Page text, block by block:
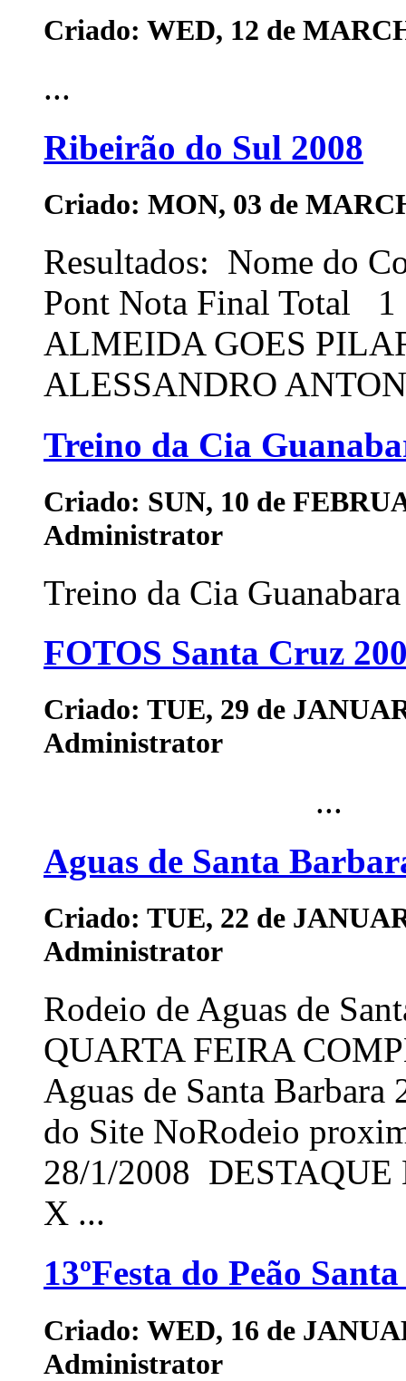
Criado: WED, 12 de
...
Ribeirão do Sul 2008
Criado: MON, 03 de
Resultados: Nome do
Pont Nota Final Total
ALMEIDA GOES
ALESSANDRO
Treino da Cia
Criado: SUN, 10 de
Administrator
Treino da Cia
FOTOS Santa Cruz
Criado: TUE, 29 de
Administrator
...
Aguas de Santa
Criado: TUE, 22 de
Administrator
Rodeio de Aguas de
QUARTA FEIRA
Aguas de Santa
do Site NoRodeio
28/1/2008
X ...
13ºFesta do Peão
Criado: WED, 16 de
Administrator